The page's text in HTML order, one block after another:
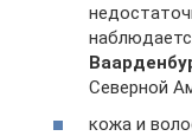
Северной
кожа и